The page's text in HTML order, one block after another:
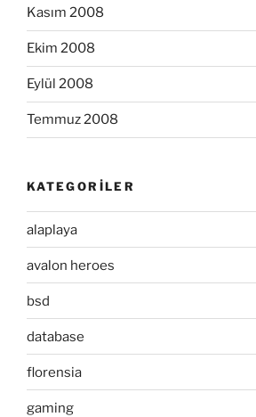
Kasım 2008
Ekim 2008
Eylül 2008
Temmuz 2008
KATEGORILER
alaplaya
avalon heroes
bsd
database
florensia
gaming